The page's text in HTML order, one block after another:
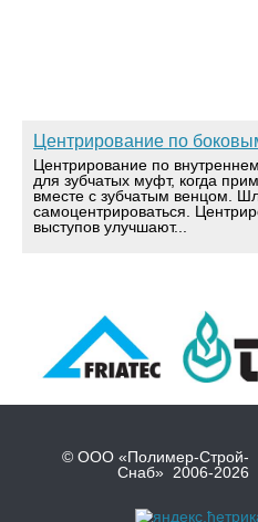
Центрирование по
Центрирование по
для зубчатых муфт, когда
вместе с зубчатым венцом.
самоцентрироваться.
выступов улучшают...
© ООО «Полимер-Строй-
Снаб» 2006-2026